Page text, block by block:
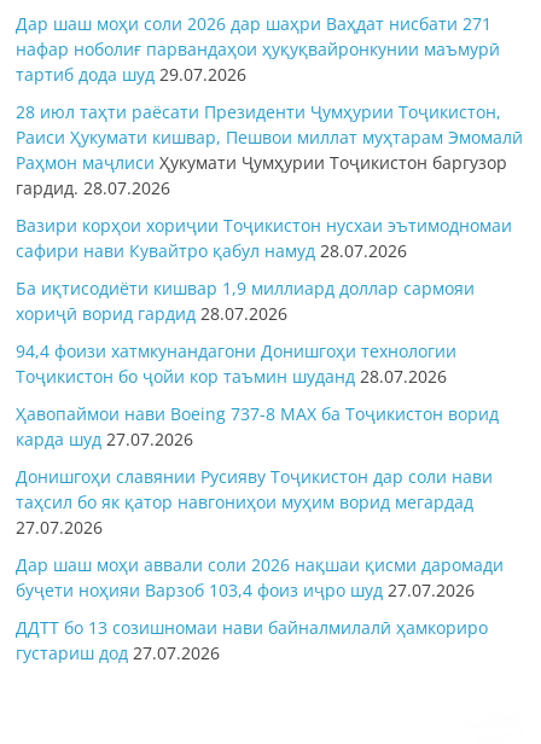
Дар шаш моҳи соли 2026 дар шаҳри Ваҳдат нисбати 271
нафар ноболиғ парвандаҳои ҳуқуқвайронкунии маъмурӣ
тартиб дода шуд 29.07.2026
28 июл таҳти раёсати Президенти Ҷумҳурии Тоҷикистон,
Раиси Ҳукумати кишвар, Пешвои миллат муҳтарам Эмомалӣ
Раҳмон маҷлисиҲукумати Ҷумҳурии Тоҷикистон баргузор
гардид.28.07.2026
Вазири корҳои хориҷии Тоҷикистон нусхаи эътимодномаи
сафири нави Кувайтро қабул намуд 28.07.2026
Ба иқтисодиёти кишвар 1,9 миллиард доллар сармояи
хориҷӣ ворид гардид 28.07.2026
94,4 фоизи хатмкунандагони Донишгоҳи технологии
Тоҷикистон бо ҷойи кор таъмин шуданд 28.07.2026
Ҳавопаймои нави Boeing 737-8 MAX ба Тоҷикистон ворид
карда шуд 27.07.2026
Донишгоҳи славянии Русияву Тоҷикистон дар соли нави
таҳсил бо як қатор навгониҳои муҳим ворид мегардад
27.07.2026
Дар шаш моҳи аввали соли 2026 нақшаи қисми даромади
буҷети ноҳияи Варзоб 103,4 фоиз иҷро шуд 27.07.2026
ДДТТ бо 13 созишномаи нави байналмилалӣ ҳамкориро
густариш дод 27.07.2026